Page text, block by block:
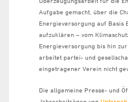
Aufgabe gemacht, über die
Energieversorgung auf Basis
aufzuklären – vom
Energieversorgung bis hin
arbeitet partei- und
eingetragener Verein nicht
Die allgemeine Presse- und